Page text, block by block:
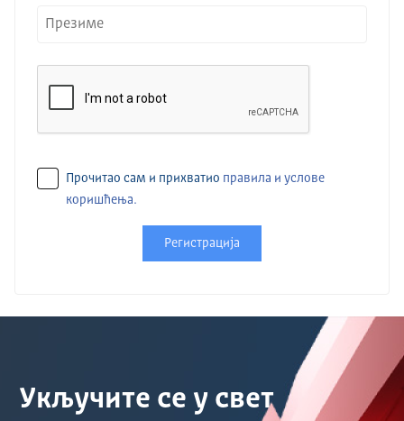
Прочитао сам и прихватио правила и услове
коришћења.
Регистрација
Укључите се у свет